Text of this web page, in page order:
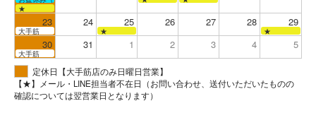
★
23 24 25 26 27 28 29
大手筋 ★ ★
30 31 1 2 3 4 5
大手筋
定休日【大手筋店のみ日曜日営業】
【★】メール・LINE担当者不在日（お問い合わせ、送付いただいたものの
確認については翌営業日となります）